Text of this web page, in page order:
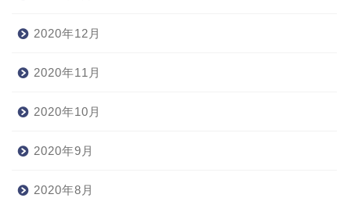
2020年12月
2020年11月
2020年10月
2020年9月
2020年8月